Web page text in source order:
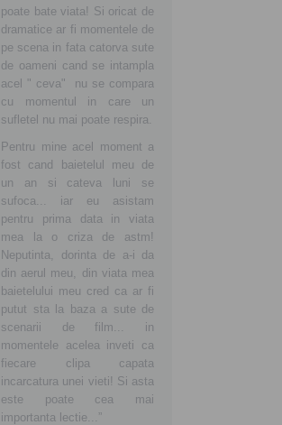
poate bate viata! Si oricat de
dramatice ar fi momentele de
pe scena in fata catorva sute
de oameni cand se intampla
acel " ceva" nu se compara
cu momentul in care un
sufletel nu mai poate respira.
Pentru mine acel moment a
fost cand baietelul meu de
un an si cateva luni se
sufoca... iar eu asistam
pentru prima data in viata
mea la o criza de astm!
Neputinta, dorinta de a-i da
din aerul meu, din viata mea
baietelului meu cred ca ar fi
putut sta la baza a sute de
scenarii de film... in
momentele acelea inveti ca
fiecare clipa capata
incarcatura unei vieti! Si asta
este poate cea mai
importanta lectie...”